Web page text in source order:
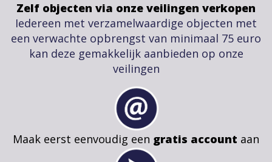
Zelf objecten via onze veilingen verkopen
Iedereen met verzamelwaardige objecten met
een verwachte opbrengst van minimaal 75 euro
kan deze gemakkelijk aanbieden op onze
veilingen
Maak eerst eenvoudig een gratis account aan